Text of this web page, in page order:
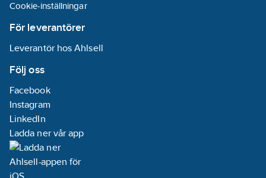
Cookie-inställningar
För leverantörer
Leverantör hos Ahlsell
Följ oss
Facebook
Instagram
LinkedIn
Ladda ner vår app